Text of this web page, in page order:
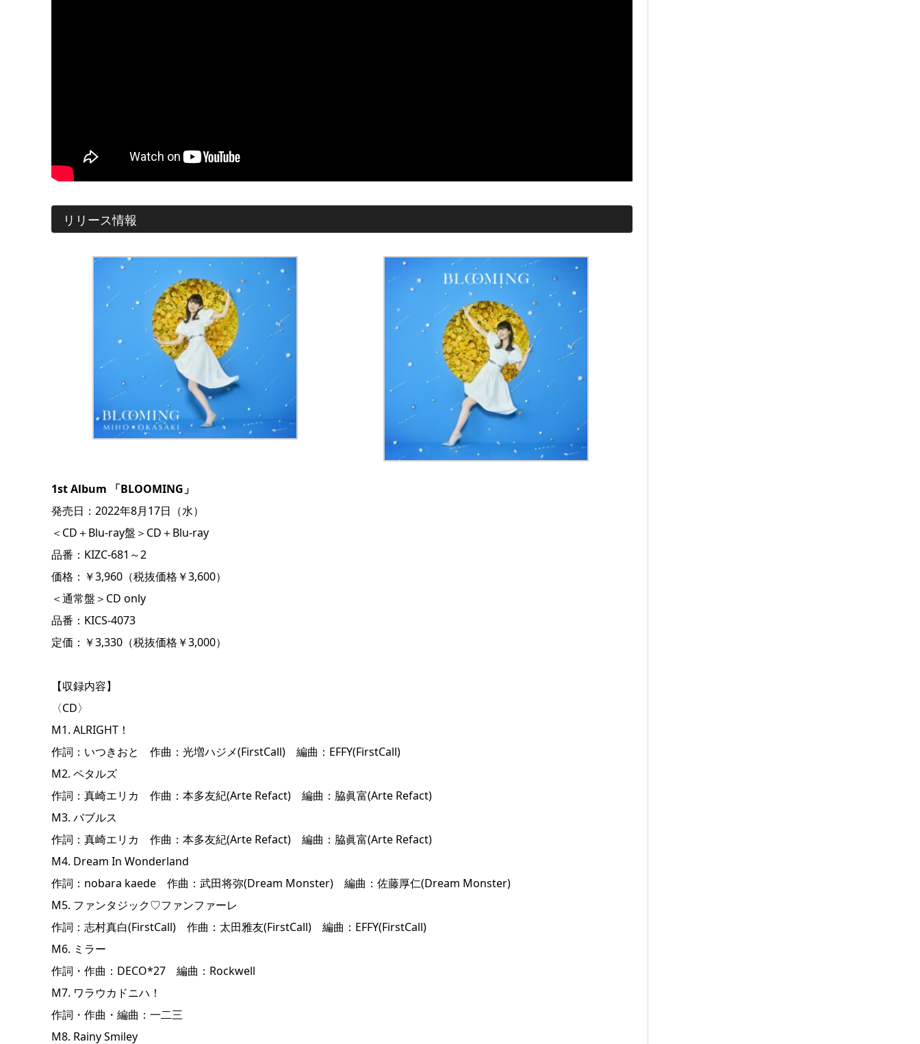
リリース情報
1st Album
「BLOOMING」
発売日：2022年8月17日（水）
＜CD＋Blu-ray盤＞CD＋Blu-ray
品番：KIZC-681～2
価格：￥3,960（税抜価格￥3,600）
＜通常盤＞CD only
品番：KICS-4073
定価：￥3,330（税抜価格￥3,000）
【収録内容】
〈CD〉
M1. ALRIGHT！
作詞：いつきおと 作曲：光増ハジメ(FirstCall) 編曲：EFFY(FirstCall)
M2. ペタルズ
作詞：真崎エリカ 作曲：本多友紀(Arte Refact) 編曲：脇眞富(Arte Refact)
M3. バブルス
作詞：真崎エリカ 作曲：本多友紀(Arte Refact) 編曲：脇眞富(Arte Refact)
M4. Dream In Wonderland
作詞：nobara kaede 作曲：武田将弥(Dream Monster) 編曲：佐藤厚仁(Dream Monster)
M5. ファンタジック♡ファンファーレ
作詞：志村真白(FirstCall) 作曲：太田雅友(FirstCall) 編曲：EFFY(FirstCall)
M6. ミラー
作詞・作曲：DECO*27 編曲：Rockwell
M7. ワラウカドニハ！
作詞・作曲・編曲：一二三
M8. Rainy Smiley